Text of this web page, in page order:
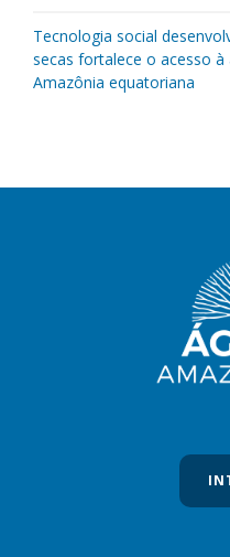
Tecnologia social
secas fortalece o acesso
Amazônia equatoriana